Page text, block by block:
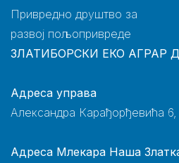
Привредно друштво за
развој пољопривреде
ЗЛАТИБОРСКИ ЕКО АГРАР
Адреса управа
Александра Карађорђевића 6,
Адреса Млекара Наша